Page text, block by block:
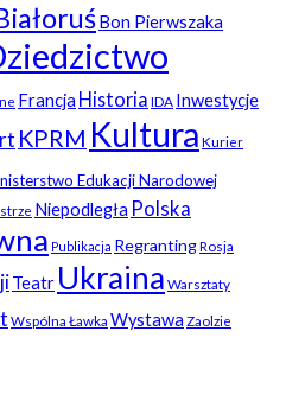
Bon Pierwszaka
Francja Historia IDA Inwestycje
KPRM Kultura Kurier
Edukacji Narodowej
Niepodległa Polska
Publikacja RegrantingRosja
Teatr Ukraina Warsztaty
Wspólna Ławka Wystawa Zaolzie